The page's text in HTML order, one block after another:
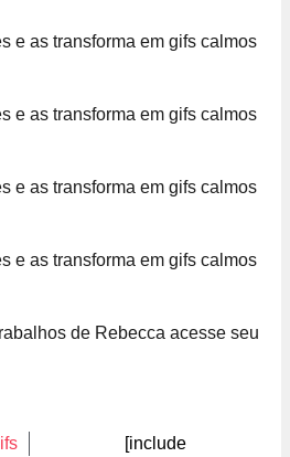
de Rebecca acesse seu
[include